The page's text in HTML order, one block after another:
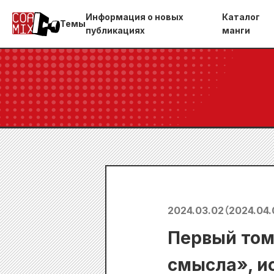
Темы
Информация о новых
публикациях
Каталог
манги
2024.03.02 （
Первый том
смысла»,